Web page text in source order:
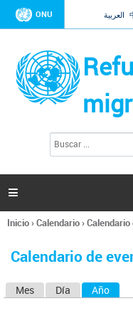
ONU العربية
l
s

Se
usted
Inicio›Calendario›
Calendario de
Mes Día Año